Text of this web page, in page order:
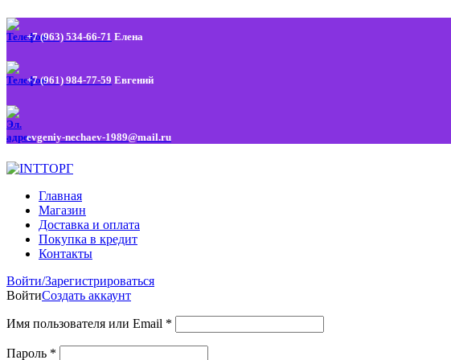
+7 (963) 534-66-71 Елена
+7 (961) 984-77-59 Евгений
evgeniy-nechaev-1989@mail.ru
Главная
Магазин
Доставка и оплата
Покупка в кредит
Контакты
Войти/Зарегистрироваться
ВойтиСоздать аккаунт
Имя пользователя или Email *
Пароль *